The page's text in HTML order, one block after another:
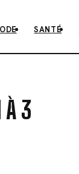
SANTÉ
À 3